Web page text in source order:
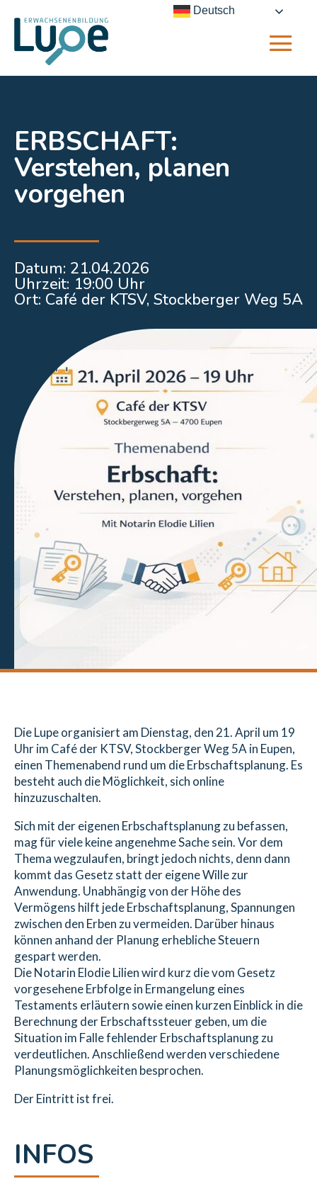
ERBSCHAFT:
Verstehen, planen
vorgehen
Datum: 21.04.2026
Uhrzeit: 19:00 Uhr
Ort: Café der KTSV, Stockberger Weg 5A
Die Lupe organisiert am Dienstag, den 21. April um 19
Uhr im Café der KTSV, Stockberger Weg 5A in Eupen,
einen Themenabend rund um die Erbschaftsplanung. Es
besteht auch die Möglichkeit, sich online
hinzuzuschalten.
Sich mit der eigenen Erbschaftsplanung zu befassen,
mag für viele keine angenehme Sache sein. Vor dem
Thema wegzulaufen, bringt jedoch nichts, denn dann
kommt das Gesetz statt der eigene Wille zur
Anwendung. Unabhängig von der Höhe des
Vermögens hilft jede Erbschaftsplanung, Spannungen
zwischen den Erben zu vermeiden. Darüber hinaus
können anhand der Planung erhebliche Steuern
gespart werden.
Die Notarin Elodie Lilien wird kurz die vom Gesetz
vorgesehene Erbfolge in Ermangelung eines
Testaments erläutern sowie einen kurzen Einblick in die
Berechnung der Erbschaftssteuer geben, um die
Situation im Falle fehlender Erbschaftsplanung zu
verdeutlichen. Anschließend werden verschiedene
Planungsmöglichkeiten besprochen.
Der Eintritt ist frei.
INFOS
Deutsch